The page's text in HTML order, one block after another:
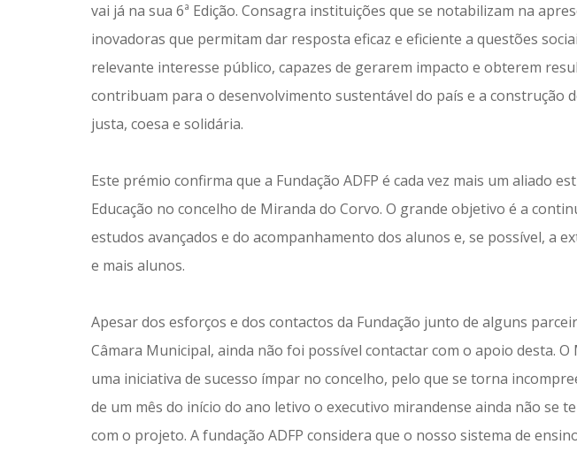
vai já na sua 6ª Edição. Consagra instituições que se notabilizam na
inovadoras que permitam dar resposta eficaz e eficiente a questões
relevante interesse público, capazes de gerarem impacto e obterem
contribuam para o desenvolvimento sustentável do país e a construção
justa, coesa e solidária.
Este prémio confirma que a Fundação ADFP é cada vez mais um aliado
Educação no concelho de Miranda do Corvo. O grande objetivo é a
estudos avançados e do acompanhamento dos alunos e, se possível, a
e mais alunos.
Apesar dos esforços e dos contactos da Fundação junto de alguns
Câmara Municipal, ainda não foi possível contactar com o apoio desta.
uma iniciativa de sucesso ímpar no concelho, pelo que se torna
de um mês do início do ano letivo o executivo mirandense ainda não se
com o projeto. A fundação ADFP considera que o nosso sistema de